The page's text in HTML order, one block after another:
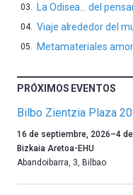
La Odisea… del
Viaje alrededor del
Metamateriales
PRÓXIMOS EVENTOS
Bilbo Zientzia Plaza
Un
año
más,
16 de septiembre, 2026–4
Bizkaia Aretoa-EHU
Abandoibarra, 3, Bilbao